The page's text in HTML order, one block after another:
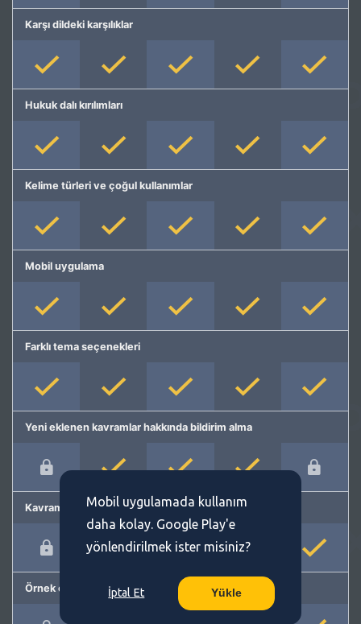
Karşı dildeki karşılıklar
Hukuk dalı kırılımları
Kelime türleri ve çoğul kullanımlar
Mobil uygulama
Farklı tema seçenekleri
Yeni eklenen kavramlar hakkında bildirim alma
Kavram önerme
Örnek cümleler
Mobil uygulamada kullanım
daha kolay. Google Play'e
yönlendirilmek ister misiniz?
İptal Et Yükle